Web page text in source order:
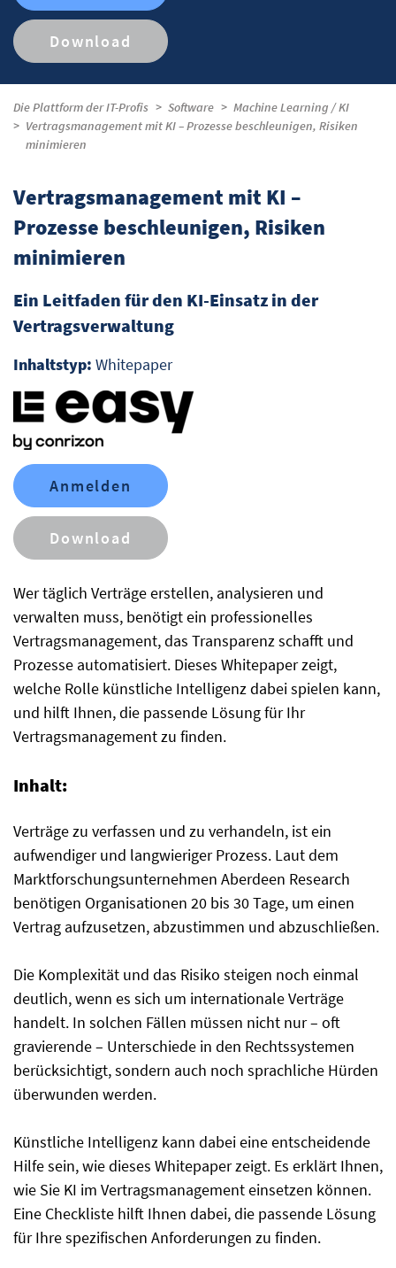
Download
Die Plattform der IT-Profis Software
Machine Learning / KI
Vertragsmanagement mit KI – Prozesse beschleunigen, Risiken
minimieren
Wer täglich Verträge erstellen, analysieren und
verwalten muss, benötigt ein professionelles
Vertragsmanagement, das Transparenz schafft und
Prozesse automatisiert. Dieses Whitepaper zeigt,
welche Rolle künstliche Intelligenz dabei spielen kann,
und hilft Ihnen, die passende Lösung für Ihr
Vertragsmanagement zu finden.
Inhalt:
Verträge zu verfassen und zu verhandeln, ist ein
aufwendiger und langwieriger Prozess. Laut dem
Marktforschungsunternehmen Aberdeen Research
benötigen Organisationen 20 bis 30 Tage, um einen
Vertrag aufzusetzen, abzustimmen und abzuschließen.
Die Komplexität und das Risiko steigen noch einmal
deutlich, wenn es sich um internationale Verträge
handelt. In solchen Fällen müssen nicht nur – oft
gravierende – Unterschiede in den Rechtssystemen
berücksichtigt, sondern auch noch sprachliche Hürden
überwunden werden.
Künstliche Intelligenz kann dabei eine entscheidende
Hilfe sein, wie dieses Whitepaper zeigt. Es erklärt Ihnen,
wie Sie KI im Vertragsmanagement einsetzen können.
Eine Checkliste hilft Ihnen dabei, die passende Lösung
für Ihre spezifischen Anforderungen zu finden.
Vertragsmanagement mit KI –
Prozesse beschleunigen, Risiken
minimieren
Ein Leitfaden für den KI-Einsatz in der
Vertragsverwaltung
Inhaltstyp: Whitepaper
Anmelden
Download